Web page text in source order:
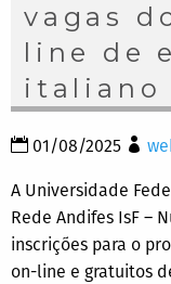
vagas
line de
italiano
01/08/2025
A Universidade
Rede Andifes IsF –
inscrições para o
on-line e gratuitos